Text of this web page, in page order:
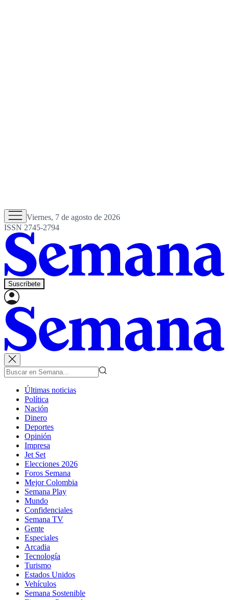
Viernes, 7 de agosto de 2026
ISSN 2745-2794
Suscríbete
Últimas noticias
Política
Nación
Dinero
Deportes
Opinión
Impresa
Jet Set
Elecciones 2026
Foros Semana
Mejor Colombia
Semana Play
Mundo
Confidenciales
Semana TV
Gente
Especiales
Arcadia
Tecnología
Turismo
Estados Unidos
Vehículos
Semana Sostenible